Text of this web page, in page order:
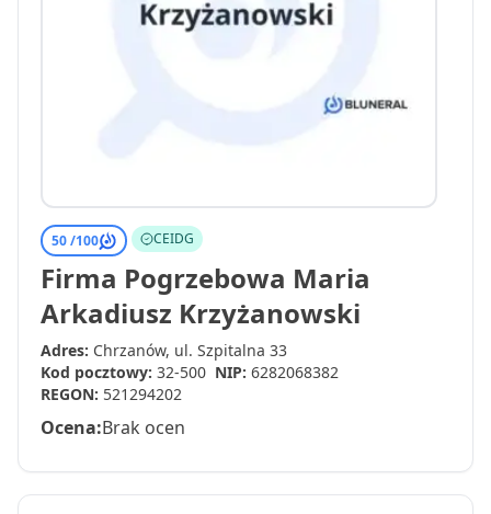
50 /100 CEIDG
Firma Pogrzebowa Maria
Arkadiusz Krzyżanowski
Adres: Chrzanów, ul. Szpitalna 33
Kod pocztowy: 32-500 NIP: 6282068382
REGON: 521294202
Ocena:Brak ocen